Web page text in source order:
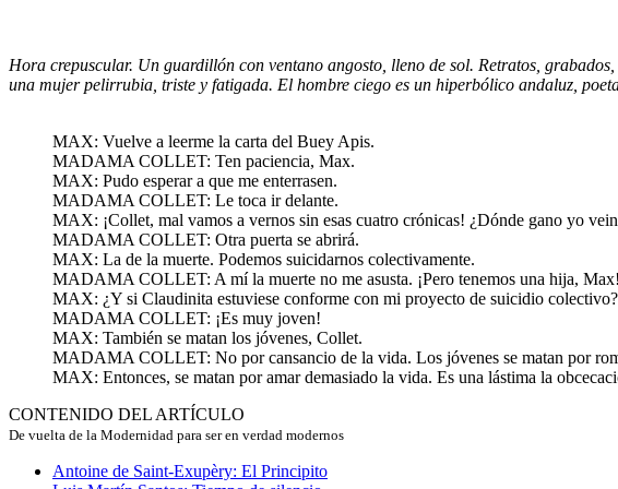
Hora crepuscular. Un guardillón con ventano angosto, lleno de sol. Retratos,
una mujer pelirrubia, triste y fatigada. El hombre ciego es un hiperbólico andaluz,
MAX: Vuelve a leerme la carta del Buey Apis.
MADAMA COLLET: Ten paciencia, Max.
MAX: Pudo esperar a que me enterrasen.
MADAMA COLLET: Le toca ir delante.
MAX: ¡Collet, mal vamos a vernos sin esas cuatro crónicas! ¿Dónde gano yo
MADAMA COLLET: Otra puerta se abrirá.
MAX: La de la muerte. Podemos suicidarnos colectivamente.
MADAMA COLLET: A mí la muerte no me asusta. ¡Pero tenemos una hija, Max!
MAX: ¿Y si Claudinita estuviese conforme con mi proyecto de suicidio colectivo?
MADAMA COLLET: ¡Es muy joven!
MAX: También se matan los jóvenes, Collet.
MADAMA COLLET: No por cansancio de la vida. Los jóvenes se matan por
MAX: Entonces, se matan por amar demasiado la vida. Es una lástima la
CONTENIDO DEL ARTÍCULO
De vuelta de la Modernidad para ser en verdad modernos
Antoine de Saint-Exupèry: El Principito